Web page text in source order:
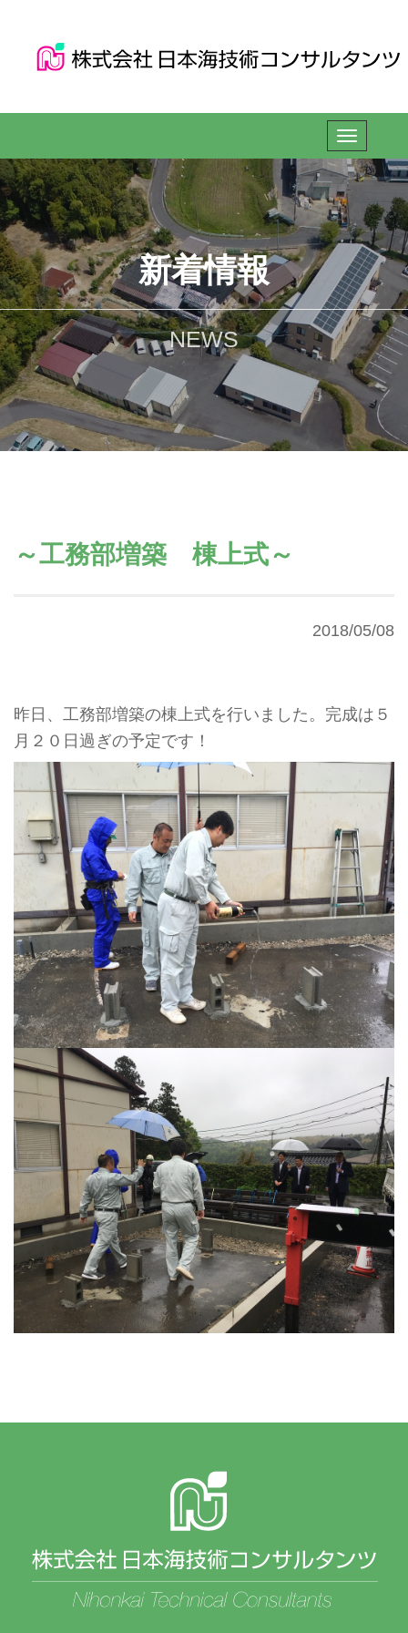
新着情報
NEWS
～工務部増築 棟上式～
2018/05/08
昨日、工務部増築の棟上式を行いました。完成は５
月２０日過ぎの予定です！